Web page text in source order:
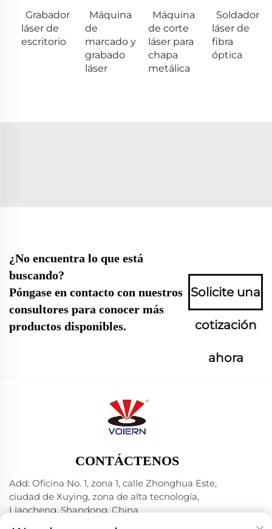
Grabador
láser de
escritorio
Máquina
de
marcado y
grabado
láser
Máquina
de corte
láser para
chapa
metálica
Soldador
láser de
fibra
óptica
¿No encuentra lo que está
buscando?
Póngase en contacto con nuestros
consultores para conocer más
productos disponibles.
Solicite una
cotización
ahora
CONTÁCTENOS
Add: Oficina No. 1, zona 1, calle Zhonghua Este,
ciudad de Xuying, zona de alta tecnología,
Liaocheng, Shandong, China